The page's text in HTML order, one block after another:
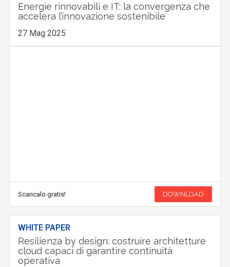
Energie rinnovabili e IT: la convergenza che
accelera l’innovazione sostenibile
27 Mag 2025
Scaricalo gratis! DOWNLOAD
WHITE PAPER
Resilienza by design: costruire architetture
cloud capaci di garantire continuità
operativa